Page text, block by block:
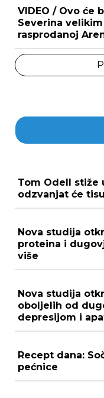
VIDEO / Ovo će
Severina
rasprodanoj
Tom Odell stiže
odzvanjat će
Nova studija
proteina i
više
Nova studija
oboljelih od
depresijom i
Recept dana:
pećnice